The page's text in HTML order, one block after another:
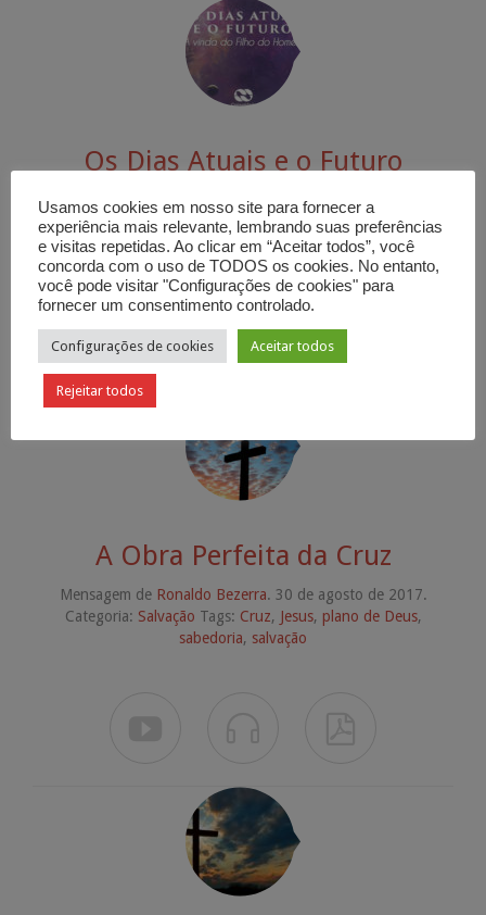
Os Dias Atuais e o Futuro
Mensagem de Carlos Alberto Bezerra
. 20 de setembro de
2017. Categoria:SalvaçãoTags:arrebatamento ,fé,salvação
santidade,sinais,volta de cristo
  
A Obra Perfeita da Cruz
Mensagem de Ronaldo Bezerra. 30 de agosto de 2017.
Categoria: Salvação Tags: Cruz, Jesus, plano de Deus,
sabedoria, salvação
Usamos cookies em nosso site para fornecer a
experiência mais relevante, lembrando suas preferências
e visitas repetidas. Ao clicar em “Aceitar todos”, você
concorda com o uso de TODOS os cookies. No entanto,
você pode visitar "Configurações de cookies" para
fornecer um consentimento controlado.
Configurações de cookies Aceitar todos
Rejeitar todos